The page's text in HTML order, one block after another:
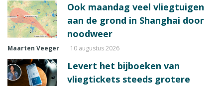
Ook maandag veel vliegtuigen
aan de grond in Shanghai door
noodweer
Maarten Veeger 10 augustus 2026
Levert het bijboeken van
vliegtickets steeds grotere